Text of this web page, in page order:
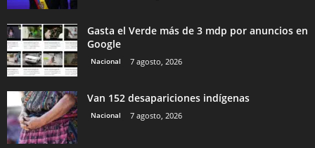
Gasta el Verde más de 3 mdp por anuncios en
Google
Nacional 7 agosto, 2026
Van 152 desapariciones indígenas
Nacional 7 agosto, 2026